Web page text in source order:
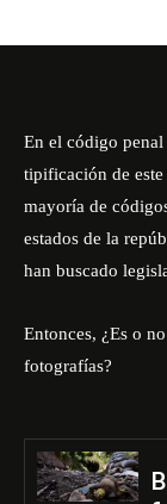
En el código
tipificación de este
mayoría de
estados de la
han buscado
Entonces, ¿Es o
fotografías?